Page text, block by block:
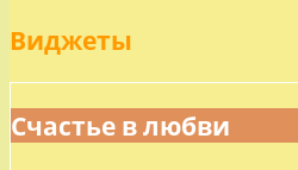
Виджеты
Счастье в любви